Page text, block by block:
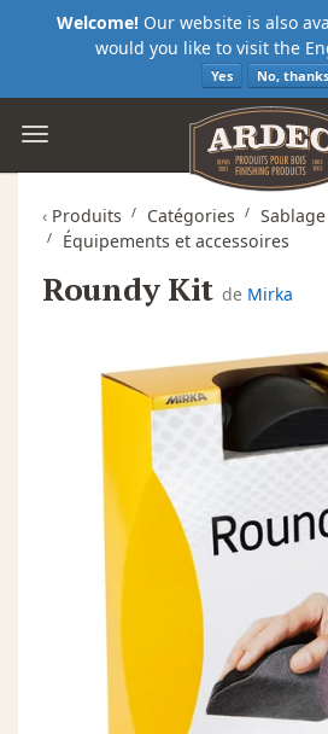
Welcome! Our website is also
would you like to visit the
Yes No, thanks
‹ Produits Catégories
Équipements et accessoires
Roundy Kit de Mirka